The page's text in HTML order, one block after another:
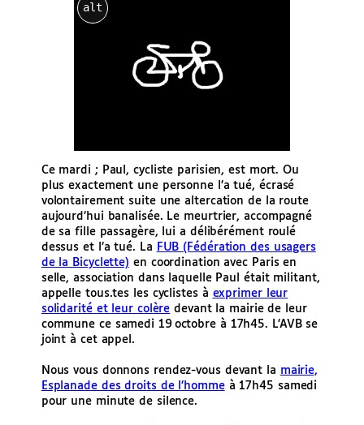
alt
Ce mardi ; Paul, cycliste parisien, est mort. Ou
plus exactement une personne l’a tué, écrasé
volontairement suite une altercation de la route
aujourd’hui banalisée. Le meurtrier, accompagné
de sa fille passagère, lui a délibérément roulé
dessus et l’a tué. La
FUB (Fédération des usagers
de la Bicyclette) en coordination avec Paris en
selle, association dans laquelle Paul était militant,
appelle tous.tes les cyclistes à exprimer leur
solidarité et leur colère devant la mairie de leur
commune ce samedi 19 octobre à 17h45. L’AVB se
joint à cet appel.
Nous vous donnons rendez-vous devant la mairie,
Esplanade des droits de l’hommeà 17h45 samedi
pour une minute de silence.